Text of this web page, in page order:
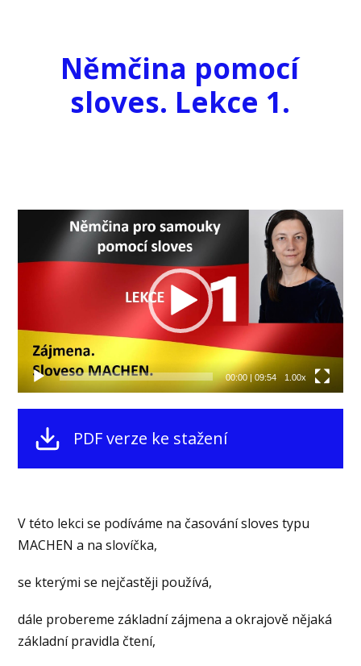
Němčina pomocí
sloves. Lekce 1.
přehrávač
00:00| 09:54 1.00x
PDF verze ke stažení
V této lekci se podíváme na časování sloves typu
MACHEN a na slovíčka,
se kterými se nejčastěji používá,
dále probereme základní zájmena a okrajově nějaká
základní pravidla čtení,